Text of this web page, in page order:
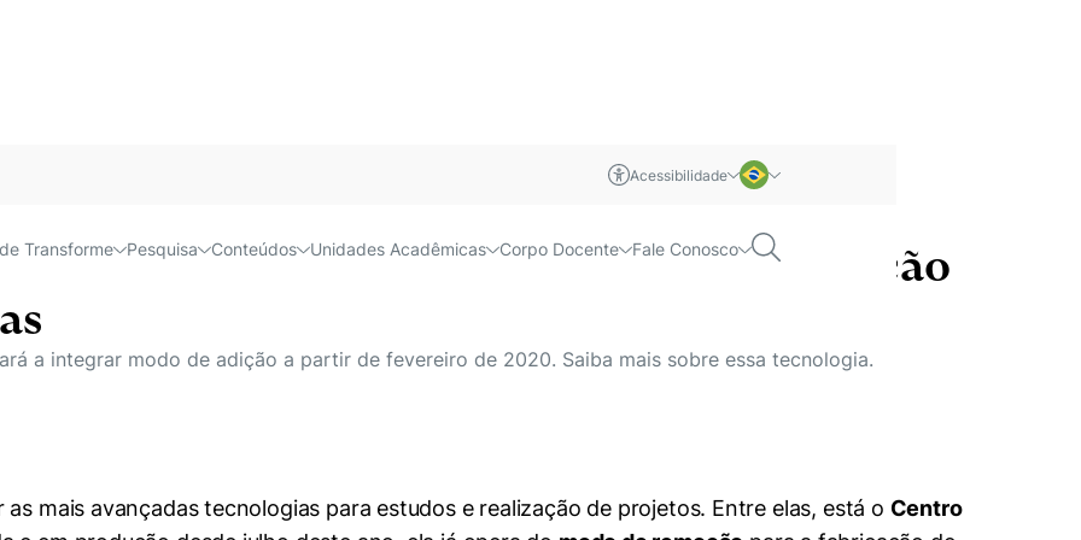
Acessibilidade
Português
Transforme Pesquisa Conteúdos Unidades Acadêmicas Corpo Docente Fale Conosco Pesquisar
combina processos de adição e remoção
a integrar modo de adição a partir de fevereiro de 2020. Saiba mais sobre essa tecnologia.
mais avançadas tecnologias para estudos e realização de projetos. Entre elas, está o Centro